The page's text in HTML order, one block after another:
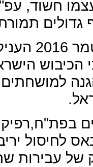
חשוד,
גדולים
ב-9
הכיבוש
למושחתים
לחיסול
של עבירות